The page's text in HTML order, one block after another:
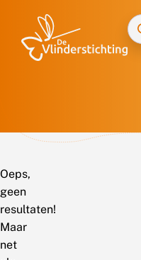
Oeps,
geen
resultaten!
Maar
net